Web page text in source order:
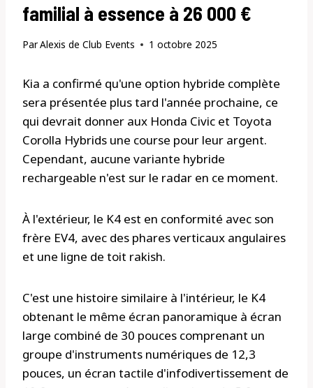
familial à essence à 26 000 €
ParAlexis de Club Events 1 octobre 2025
Kia a confirmé qu'une option hybride complète
sera présentée plus tard l'année prochaine, ce
qui devrait donner aux Honda Civic et Toyota
Corolla Hybrids une course pour leur argent.
Cependant, aucune variante hybride
rechargeable n'est sur le radar en ce moment.
À l'extérieur, le K4 est en conformité avec son
frère EV4, avec des phares verticaux angulaires
et une ligne de toit rakish.
C'est une histoire similaire à l'intérieur, le K4
obtenant le même écran panoramique à écran
large combiné de 30 pouces comprenant un
groupe d'instruments numériques de 12,3
pouces, un écran tactile d'infodivertissement de